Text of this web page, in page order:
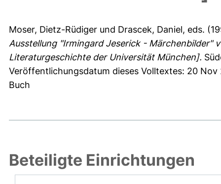
Moser, Dietz-Rüdiger und Drascek, Daniel, eds.
Ausstellung "Irmingard Jeserick - Märchenbilder"
Literaturgeschichte der Universität München].
Veröffentlichungsdatum dieses Volltextes: 20 Nov
Buch
Beteiligte Einrichtungen